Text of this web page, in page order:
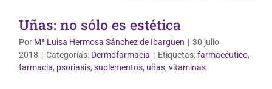
Uñas: no sólo es estética
Por Mª Luisa Hermosa Sánchez de Ibargüen | 30 julio
2018 | Categorías: Dermofarmacia | Etiquetas:farmacéutico,
farmacia, psoriasis, suplementos, uñas, vitaminas